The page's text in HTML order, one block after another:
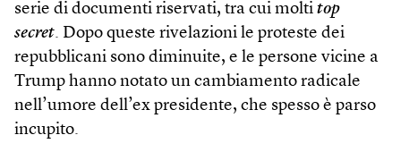
serie di documenti riservati, tra cui molti top
secret. Dopo queste rivelazioni le proteste dei
repubblicani sono diminuite, e le persone vicine a
Trump hanno notato un cambiamento radicale
nell’umore dell’ex presidente, che spesso è parso
incupito.